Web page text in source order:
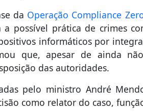
da Operação Compliance
possível prática de crimes
informáticos por
que, apesar de ainda
das autoridades.
pelo ministro André
como relator do caso,